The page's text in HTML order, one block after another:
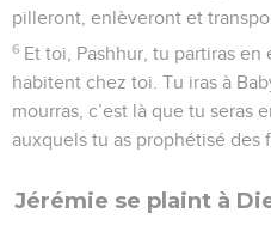
pilleront, enlèveront et
6 Et toi, Pashhur, tu partiras
habitent chez toi. Tu iras à
mourras, c’est là que tu seras
auxquels tu as prophétisé des
Jérémie se plaint à